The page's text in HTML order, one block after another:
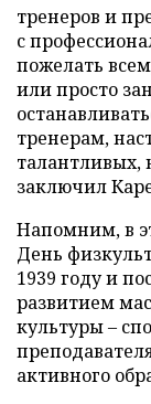
тренеров и
с
пожелать
или просто
тренерам,
талантливых,
заключил
Напомним, в
День
1939 году и
развитием
культуры –
активного